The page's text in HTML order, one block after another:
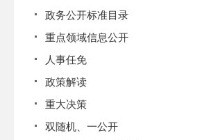
政务公开标准目录
重点领域信息公开
人事任免
政策解读
重大决策
双随机、一公开